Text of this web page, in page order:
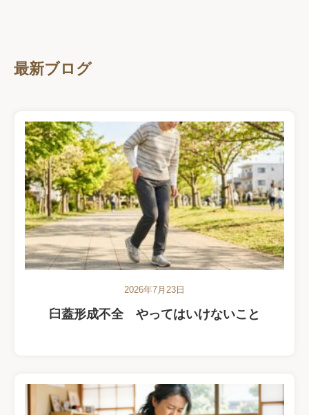
最新ブログ
2026年7月23日
臼蓋形成不全 やってはいけないこと